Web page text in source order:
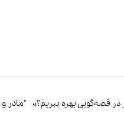
در قصه‌گویی بهره ببریم؟» "مادر